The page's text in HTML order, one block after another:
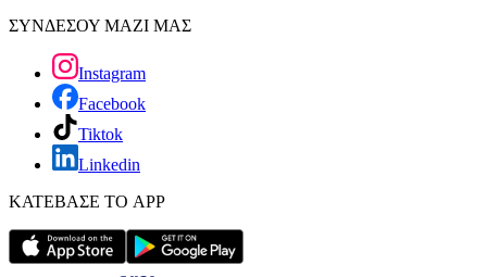
ΣΥΝΔΕΣΟΥ ΜΑΖΙ ΜΑΣ
Instagram
Facebook
Tiktok
Linkedin
ΚΑΤΕΒΑΣΕ ΤΟ APP